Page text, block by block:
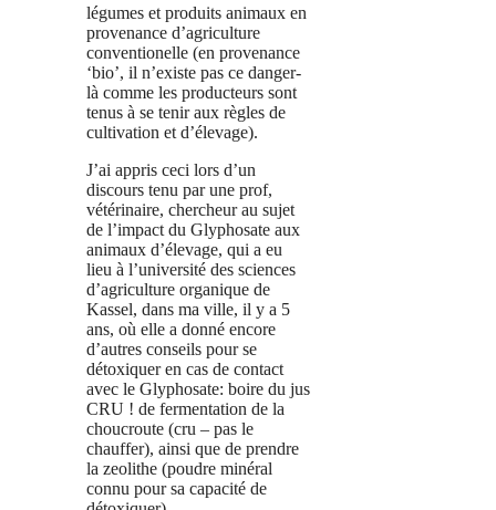
légumes et produits animaux en
provenance d’agriculture
conventionelle (en provenance
‘bio’, il n’existe pas ce danger-
là comme les producteurs sont
tenus à se tenir aux règles de
cultivation et d’élevage).
J’ai appris ceci lors d’un
discours tenu par une prof,
vétérinaire, chercheur au sujet
de l’impact du Glyphosate aux
animaux d’élevage, qui a eu
lieu à l’université des sciences
d’agriculture organique de
Kassel, dans ma ville, il y a 5
ans, où elle a donné encore
d’autres conseils pour se
détoxiquer en cas de contact
avec le Glyphosate: boire du jus
CRU ! de fermentation de la
choucroute (cru – pas le
chauffer), ainsi que de prendre
la zeolithe (poudre minéral
connu pour sa capacité de